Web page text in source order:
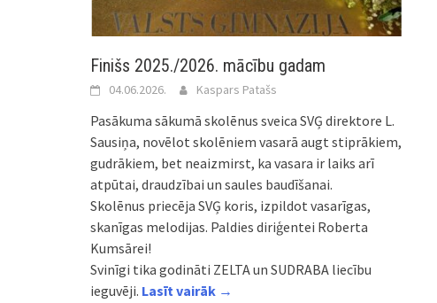
Finišs 2025./2026. mācību gadam
04.06.2026. Kaspars Patašs
Pasākuma sākumā skolēnus sveica SVĢ direktore L.
Sausiņa, novēlot skolēniem vasarā augt stiprākiem,
gudrākiem, bet neaizmirst, ka vasara ir laiks arī
atpūtai, draudzībai un saules baudīšanai.
Skolēnus priecēja SVĢ koris, izpildot vasarīgas,
skanīgas melodijas. Paldies diriģentei Roberta
Kumsārei!
Svinīgi tika godināti ZELTA un SUDRABA liecību
ieguvēji. Lasīt vairāk →